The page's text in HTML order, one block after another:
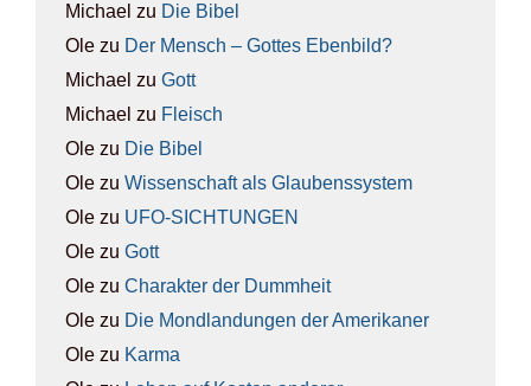
Michael zu Die Bibel
Ole zu Der Mensch – Got­tes Eben­bild?
Michael zu Gott
Michael zu Fleisch
Ole zu Die Bibel
Ole zu Wis­sen­schaft als Glau­bens­sys­tem
Ole zu UFO-SICH­TUN­GEN
Ole zu Gott
Ole zu Cha­rak­ter der Dumm­heit
Ole zu Die Mond­lan­dun­gen der Ame­ri­ka­ner
Ole zu Kar­ma